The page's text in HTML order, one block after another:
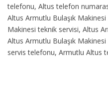
telefonu, Altus telefon
Altus Armutlu Bulaşık
Makinesi teknik servisi, Altus
Altus Armutlu Bulaşık
servis telefonu, Armutlu Altus